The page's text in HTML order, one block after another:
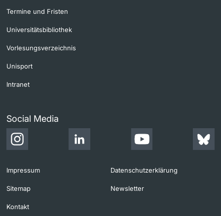
Termine und Fristen
Universitätsbibliothek
Vorlesungsverzeichnis
Unisport
Intranet
Social Media
Impressum Datenschutzerklärung
Sitemap Newsletter
Kontakt